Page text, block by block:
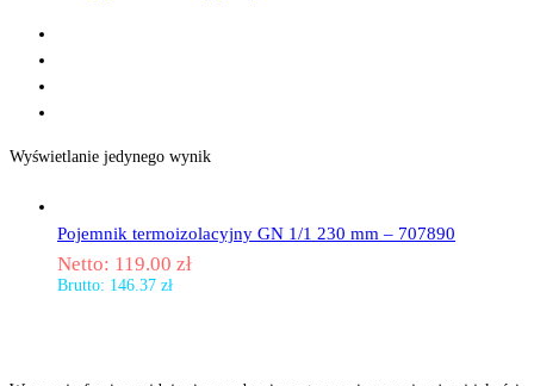
Wyświetlanie jedynego wynik
Pojemnik termoizolacyjny GN 1/1 230 mm – 707890
Netto: 119.00 zł
Brutto: 146.37 zł